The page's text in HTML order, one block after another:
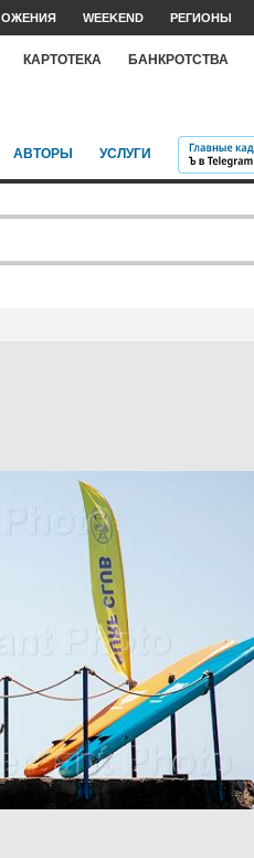
WEEKEND РЕГИОНЫ
КАРТОТЕКА БАНКРОТСТВА
АВТОРЫ УСЛУГИ